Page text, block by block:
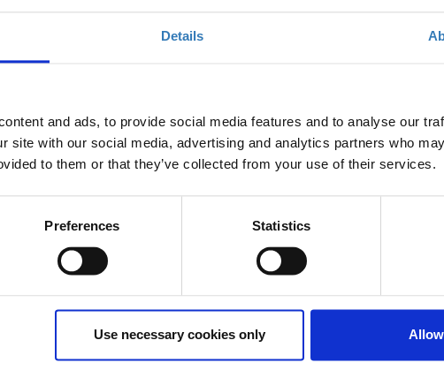
Details
and ads, to provide social media features and to analyse our
site with our social media, advertising and analytics partners who
to them or that they’ve collected from your use of their services.
Preferences Statistics
Use necessary cookies only
Ποσότητα
Η περίοδος εγγραφών
έχει λήξει.
Stylesheets, τι είναι τα CSS και πώς όλα αυτά
χρήστη το επιθυμητό αποτέλεσμα. Εδώ θα βάλουμε
Πότε;
118 54